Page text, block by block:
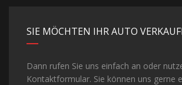
SIE MÖCHTEN IHR AUTO
Dann rufen Sie uns einfach an oder
Kontaktformular. Sie können uns gerne